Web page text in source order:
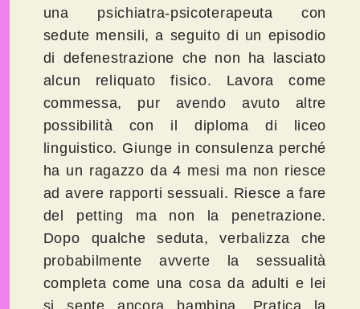
una psichiatra-psicoterapeuta con
sedute mensili, a seguito di un episodio
di defenestrazione che non ha lasciato
alcun reliquato fisico. Lavora come
commessa, pur avendo avuto altre
possibilità con il diploma di liceo
linguistico. Giunge in consulenza perché
ha un ragazzo da 4 mesi ma non riesce
ad avere rapporti sessuali. Riesce a fare
del petting ma non la penetrazione.
Dopo qualche seduta, verbalizza che
probabilmente avverte la sessualità
completa come una cosa da adulti e lei